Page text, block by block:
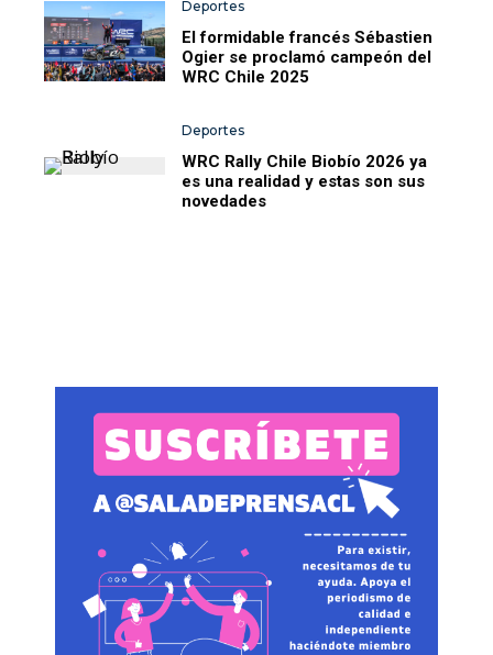
Deportes
El formidable francés Sébastien
Ogier se proclamó campeón del
WRC Chile 2025
Deportes
WRC Rally Chile Biobío 2026 ya
es una realidad y estas son sus
novedades